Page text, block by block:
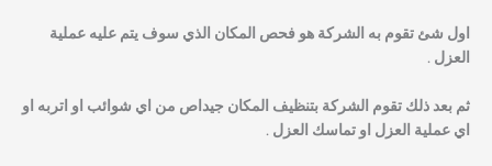
اول شئ تقوم به الشركة هو فحص المكان الذي سوف يتم عليه عملية
العزل .
ثم بعد ذلك تقوم الشركة بتنظيف المكان جيداص من اي شوائب او اتربه او
اي عملية العزل او تماسك العزل .